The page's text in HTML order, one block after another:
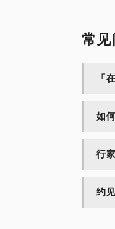
常见
「
如
行
约